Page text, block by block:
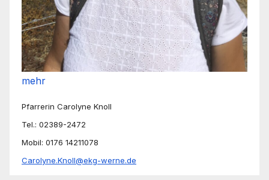
mehr
Pfarrerin Carolyne Knoll
Tel.: 02389-2472
Mobil: 0176 14211078
Carolyne.Knoll@ekg-werne.de